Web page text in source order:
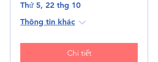
Thứ 5, 22 thg 10
Thông tin khác
Chi tiết